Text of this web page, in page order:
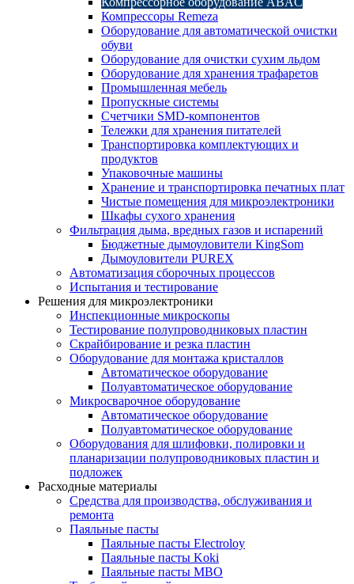
Компрессоры Remeza
Оборудование для автоматической очистки
обуви
Оборудование для очистки сухим льдом
Оборудование для хранения трафаретов
Промышленная мебель
Пропускные системы
Счетчики SMD-компонентов
Тележки для xранения питателей
Транспортировка комплектующих и
продуктов
Упаковочные машины
Хранение и транспортировка печатных плат
Чистые помещения для микроэлектроники
Шкафы сухого хранения
Фильтрация дыма, вредных газов и испарений
Бюджетные дымоуловители KingSom
Дымоуловители PUREX
Автоматизация сборочных процессов
Испытания и тестирование
Решения для микроэлектроники
Инспекционные микроскопы
Тестирование полупроводниковых пластин
Скрайбирование и резка пластин
Оборудование для монтажа кристаллов
Автоматическое оборудование
Полуавтоматическое оборудование
Микросварочное оборудование
Автоматическое оборудование
Полуавтоматическое оборудование
Оборудования для шлифовки, полировки и
планаризации полупроводниковых пластин и
подложек
Расходные материалы
Средства для производства, обслуживания и
ремонта
Паяльные пасты
Паяльные пасты Electroloy
Паяльные пасты Koki
Паяльные пасты MBO